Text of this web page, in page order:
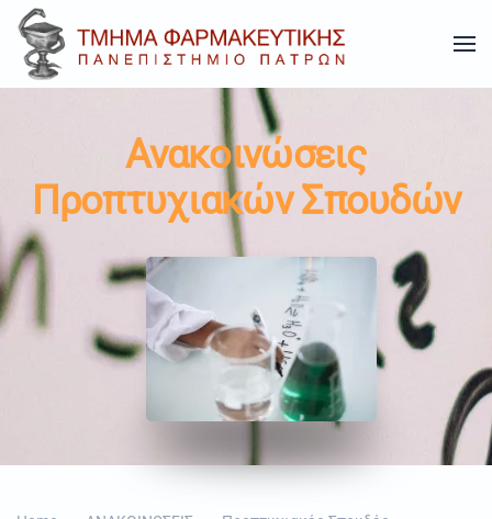
Skip to main content
Ανακοινώσεις
Προπτυχιακών Σπουδών